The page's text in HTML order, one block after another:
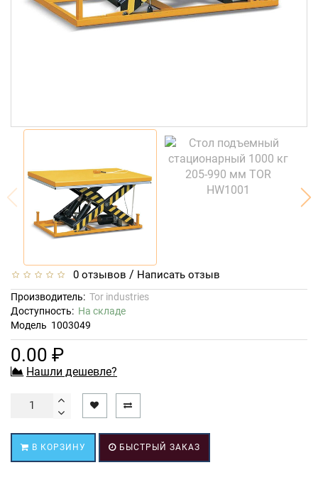
0 отзывов / Написать отзыв
Производитель: Tor industries
Доступность: На складе
Модель 1003049
0.00 ₽
Нашли дешевле?
В КОРЗИНУ БЫСТРЫЙ ЗАКАЗ